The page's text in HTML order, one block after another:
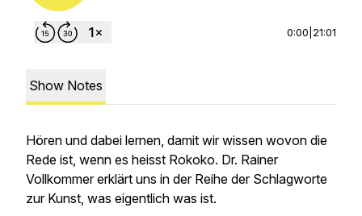
0:00 21:01
Show Notes
Hören und dabei lernen, damit wir wissen wovon die
Rede ist, wenn es heisst Rokoko. Dr. Rainer
Vollkommer erklärt uns in der Reihe der Schlagworte
zur Kunst, was eigentlich was ist.